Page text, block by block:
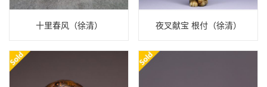
十里春风（徐清） 夜叉献宝 根付（徐清）